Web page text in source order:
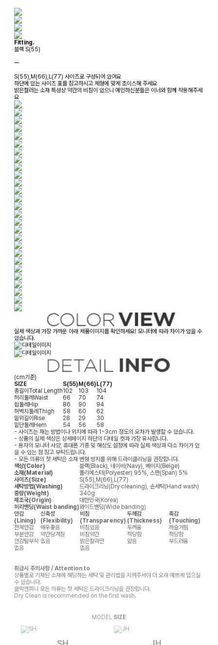
Fitting.
블랙 S(55)
ㅡ
S(55),M(66),L(77) 사이즈로 구성되어 있어요
하단에 있는 사이즈 표를 참고하시고 체형에 맞게 초이스해 주세요
밝은컬러는 소재 특성상 약간의 비침이 있으니 예민하신분들은 이너와 함께 착용해주세
요
실제 색상과 가장 가까운 아래 제품이미지를 확인하세요! 모니터에 따라 차이가 있을 수
있습니다.
(cm기준)
SIZE
S(55)M(66)L(77)
총길이Total Length102 103
104
허리둘레Waist 66 70
74
힙둘레Hip 86 90
94
허벅지둘레Thigh 58 60
62
밑위길이Rise 28 29
30
밑단둘레Hem 54 56
58
- 사이즈는 재는 방법이나 위치에 따라 1~3cm 정도의 오차가 발생할 수 있습니다.
- 상품의 실제 색상은 상세페이지 하단의 디테일 컷과 가장 유사합니다.
- 용자의 모니터 사양, 휴대폰 기종 및 해상도 설정에 따라 실제 색상과 다소 차이가 있
을 수 있는 점 참고 부탁드립니다.
- 모든 의류의 첫 세탁은 소재 변형 방지를 위해 드라이클리닝을 권장합니다.
색상(Color)
블랙(Black), 네이비(Navy), 베이지(Beige)
소재(Material)
폴리에스터(Polyester) 95%, 스판(Span) 5%
사이즈(Size)
S(55),M(66),L(77)
세탁방법(Washing)
드라이크리닝(Dry cleaning), 손세탁(Hand wash)
중량(Weight)
340g
제조국(Origin)
대한민국(Korea)
허리밴딩(Waist banding)와이드밴딩(Wide banding)
안감
(Lining)
신축성
(Flexibility)
비침
(Transparency)
두께감
(Thickness)
촉감
(Touching)
전체안감
매우좋음 비침있음 두꺼움
까슬거림
부분안감
약간당겨짐 비침약간 적당함
적당함
안감탈부착 없음 밝은칼라만 얇음
부드러움
없음
없음
취급시 주의사항 / Attention to
상품별로 기재된 소재에 해당하는 세탁 및 관리법을 지켜주셔야 더 오래 예쁘게 입으실
수 있습니다.
클릭앤퍼니 모든 의류는 첫 세탁은 드라이크리닝을 권장합니다.
Dry Clean is recommended on the first wash.
MODEL SIZE